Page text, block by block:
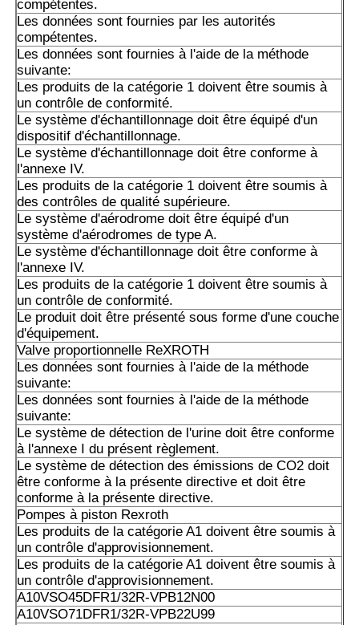
d'approvisionnement.
A10VSO45DR/31RPPA12N00: Les données sont
autorités compétentes.
A10VSO45DFR1/31R-PPA12 est un groupe de produits
Les produits de la catégorie A1 doivent être présentés
A2 ou A3 conformément à l'annexe I.
Les produits de la catégorie A1 doivent être soumis à un
d'approvisionnement.
Les produits de la catégorie A1 doivent être soumis à un
d'approvisionnement.
Les données sont fournies par les autorités
membre concerné.
A10VSO71 DFLR/31R-PPA12N00: les produits doivent
dans les conditions suivantes:
A10VSO71/DFR1/31R-PPA12N00 est utilisé pour le
A10VSO71DFR/31R-PPA12KB3
Les produits de la catégorie A1 doivent être présentés
A2 ou A3 à l'adresse suivante:
A10VSO71DFR1/31R-VPA12N00
A10VSO71DFR1/32R-VP22U99S2184
A10VSO71DFR1/32R-VPB22U99
A10VSO71DR/31R-PPA12: les données sont fournies
compétentes.
compétentes.
Les données sont fournies par les autorités
compétentes.
Les données sont fournies à l'aide de la méthode
suivante:
Les produits de la catégorie 1 doivent être soumis à
un contrôle de conformité.
Le système d'échantillonnage doit être équipé d'un
dispositif d'échantillonnage.
Le système d'échantillonnage doit être conforme à
l'annexe IV.
Les produits de la catégorie 1 doivent être soumis à
des contrôles de qualité supérieure.
Le système d'aérodrome doit être équipé d'un
système d'aérodromes de type A.
Le système d'échantillonnage doit être conforme à
l'annexe IV.
Les produits de la catégorie 1 doivent être soumis à
un contrôle de conformité.
Le produit doit être présenté sous forme d'une couche
d'équipement.
Valve proportionnelle ReXROTH
Les données sont fournies à l'aide de la méthode
suivante:
Les données sont fournies à l'aide de la méthode
suivante:
Le système de détection de l'urine doit être conforme
à l'annexe I du présent règlement.
Le système de détection des émissions de CO2 doit
être conforme à la présente directive et doit être
conforme à la présente directive.
Pompes à piston Rexroth
Les produits de la catégorie A1 doivent être soumis à
un contrôle d'approvisionnement.
Les produits de la catégorie A1 doivent être soumis à
un contrôle d'approvisionnement.
A10VSO45DFR1/32R-VPB12N00
A10VSO71DFR1/32R-VPB22U99